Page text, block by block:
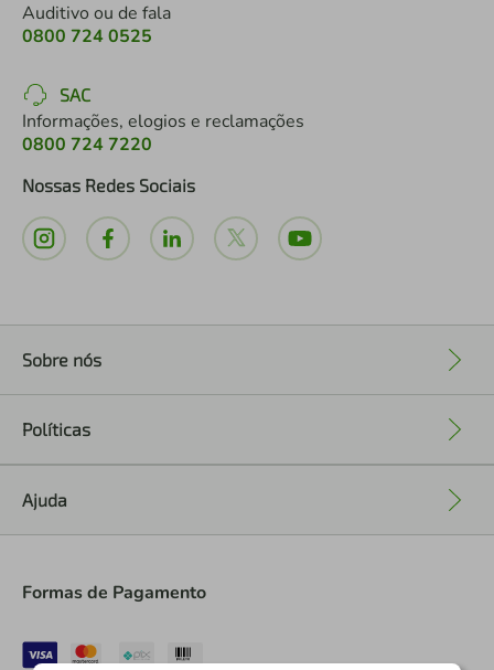
Auditivo ou de fala
0800 724 0525
SAC
Informações, elogios e reclamações
0800 724 7220
Nossas Redes Sociais
Sobre nós
Políticas
Ajuda
Formas de Pagamento